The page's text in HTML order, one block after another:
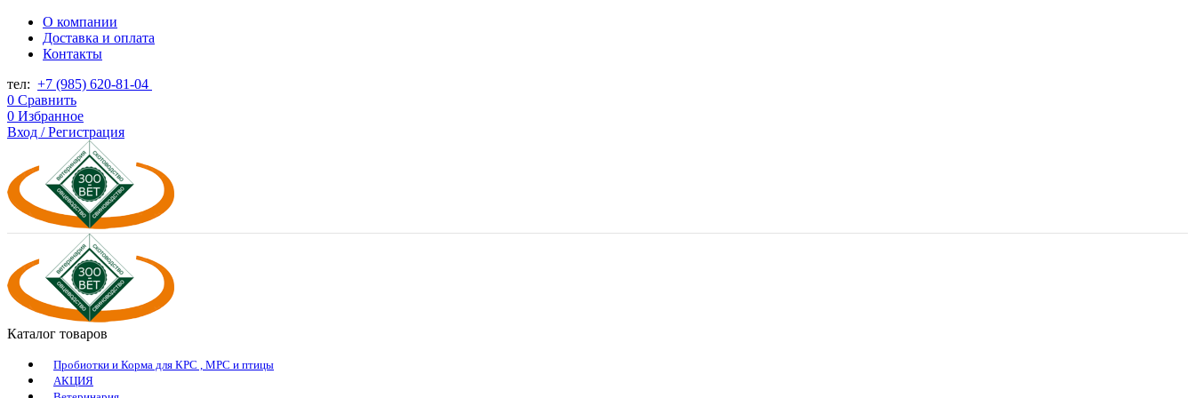
О компании
Доставка и оплата
Контакты
тел: +7 (985) 620-81-04
0 Сравнить
0 Избранное
Вход / Регистрация
Каталог товаров
Пробиотки и Корма для КРС , МРС и птицы
АКЦИЯ